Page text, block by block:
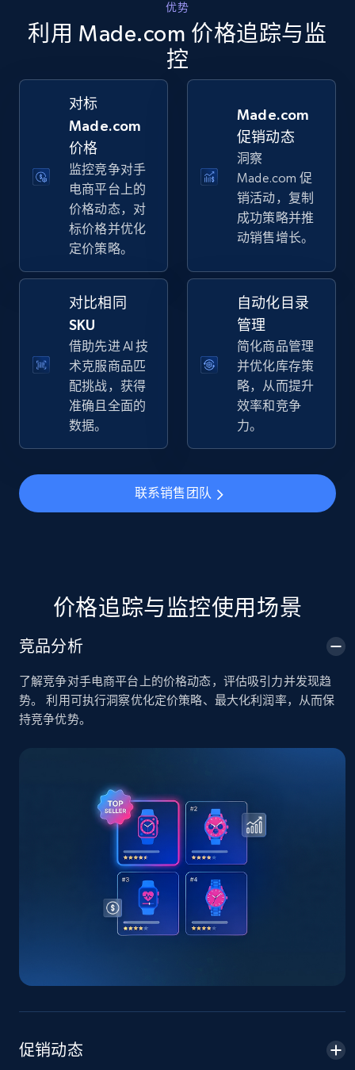
Walmart - products - Collects products by
specific keywords
URL, Final price, Sku, Currency, Gtin,
立即开始
Walmart - products - Discover products by
using sku numbers
URL, Final price, Sku, Currency, Gtin,
Specifications, Image urls, Top reviews, and
立即开始
TikTok Shop
668+
URL, Title, Available, Description, Currency, Initial
price, Final price, Discount percent, and more.
URL, Title, Available, Description, Currency, Initial
price, Final price, Discount percent, and more.
668+ 立即开始
TikTok Shop - discover records by shop url
优势
利用 Made.com 价格追踪与监
控
对标
Made.com
价格
监控竞争对手
电商平台上的
价格动态，对
标价格并优化
定价策略。
Made.com
促销动态
洞察
Made.com 促
销活动，复制
成功策略并推
动销售增长。
对比相同
SKU
借助先进 AI 技
术克服商品匹
配挑战，获得
准确且全面的
数据。
自动化目录
管理
简化商品管理
并优化库存策
略，从而提升
效率和竞争
力。
联系销售团队
价格追踪与监控使用场景
竞品分析
了解竞争对手电商平台上的价格动态，评估吸引力并发现趋
势。 利用可执行洞察优化定价策略、最大化利润率，从而保
持竞争优势。
促销动态